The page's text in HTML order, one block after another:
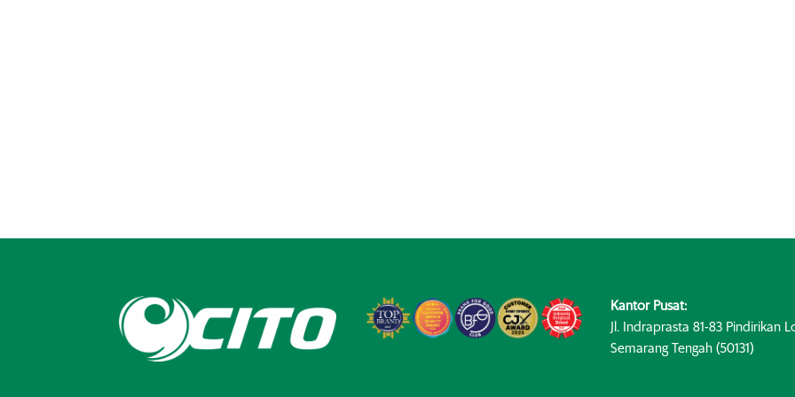
Kantor Pusat:
Jl. Indraprasta 81-83 Pindirikan
Semarang Tengah (50131)